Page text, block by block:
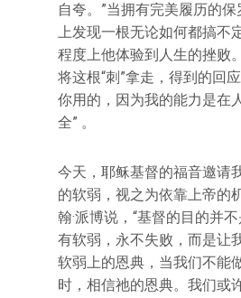
自夸。”当拥有完美履历的
上发现一根无论如何都搞不
程度上他体验到人生的挫败
将这根“刺”拿走，得到的回
你用的，因为我的能力是在
全” 。
今天，耶稣基督的福音邀请
的软弱，视之为依靠上帝的
翰·派博说，“基督的目的并
有软弱，永不失败，而是让
软弱上的恩典，当我们不能
时，相信祂的恩典。我们或